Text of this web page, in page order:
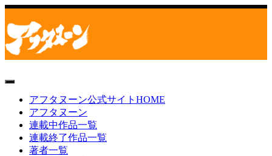
toggle
navigationアフタヌーン公式サイトHOME
アフタヌーン
連載中作品一覧
連載終了作品一覧
著者一覧